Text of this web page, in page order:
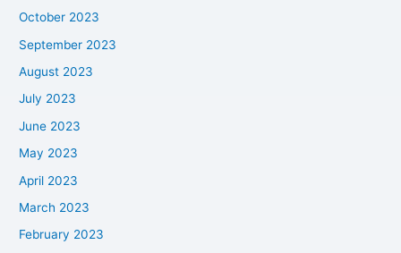
October 2023
September 2023
August 2023
July 2023
June 2023
May 2023
April 2023
March 2023
February 2023